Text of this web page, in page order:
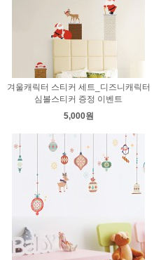
겨울캐릭터 스티커 세트_디즈니캐릭터
심볼스티커 증정 이벤트
5,000원